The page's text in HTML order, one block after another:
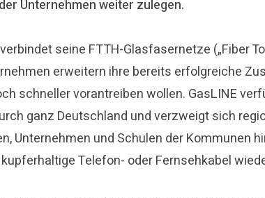
Unternehmen weiter zulegen.
seine FTTH-Glasfasernetze („Fiber
erweitern ihre bereits erfolgreiche
schneller vorantreiben wollen. GasLINE
ganz Deutschland und verzweigt sich
Unternehmen und Schulen der
Telefon- oder Fernsehkabel